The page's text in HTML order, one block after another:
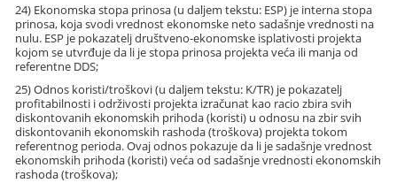
24) Ekonomska stopa prinosa (u daljem tekstu: ESP) je interna stopa
prinosa, koja svodi vrednost ekonomske neto sadašnje vrednosti na
nulu. ESP je pokazatelj društveno-ekonomske isplativosti projekta
kojom se utvrđuje da li je stopa prinosa projekta veća ili manja od
referentne DDS;
25) Odnos koristi/troškovi (u daljem tekstu: K/TR) je pokazatelj
profitabilnosti i održivosti projekta izračunat kao racio zbira svih
diskontovanih ekonomskih prihoda (koristi) u odnosu na zbir svih
diskontovanih ekonomskih rashoda (troškova) projekta tokom
referentnog perioda. Ovaj odnos pokazuje da li je sadašnje vrednost
ekonomskih prihoda (koristi) veća od sadašnje vrednosti ekonomskih
rashoda (troškova);